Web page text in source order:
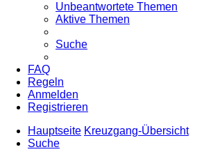
Unbeantwortete Themen
Aktive Themen
Suche
FAQ
Regeln
Anmelden
Registrieren
Hauptseite Kreuzgang-Übersicht
Suche